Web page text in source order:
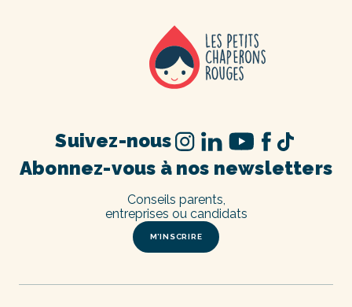
Abonnez-vous à nos newsletters
M’INSCRIRE
Conseils parents,
entreprises ou candidats
Suivez-nous